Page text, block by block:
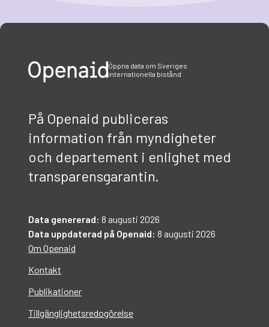
Öppna data om Sveriges
internationella bistånd
På Openaid publiceras
information från myndigheter
och departement i enlighet med
transparensgarantin.
Data genererad: 8 augusti 2026
Data uppdaterad på Openaid: 8 augusti 2026
Om Openaid
Kontakt
Publikationer
Tillgänglighetsredogörelse